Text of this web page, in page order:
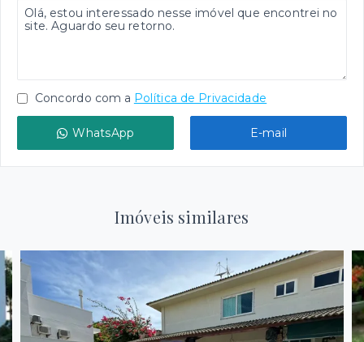
Concordo com a Política de Privacidade
WhatsApp E-mail
Imóveis similares